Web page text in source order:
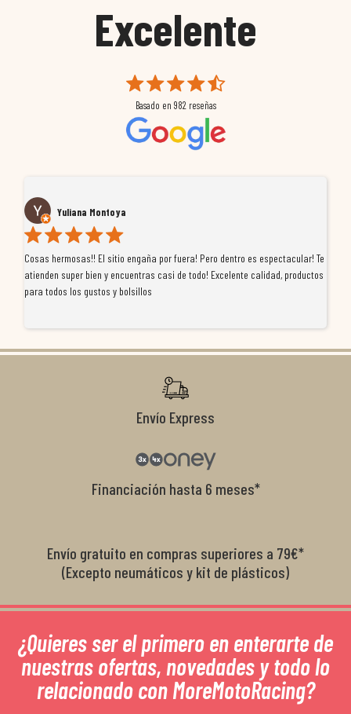
Excelente
Basado en 982 reseñas
es espectacular! Te
calidad, productos
Tuve un pequeño inconveniente con un producto que
de MoremotoRacing se ha portado de diez. Me atendieron
profesionalidad, se preocuparon por buscar una
recomendables.
Envío Express
Financiación hasta 6 meses*
Envío gratuito en compras superiores a 79€*
(Excepto neumáticos y kit de plásticos)
¿Quieres ser el primero en enterarte de
nuestras ofertas, novedades y todo lo
relacionado con MoreMotoRacing?